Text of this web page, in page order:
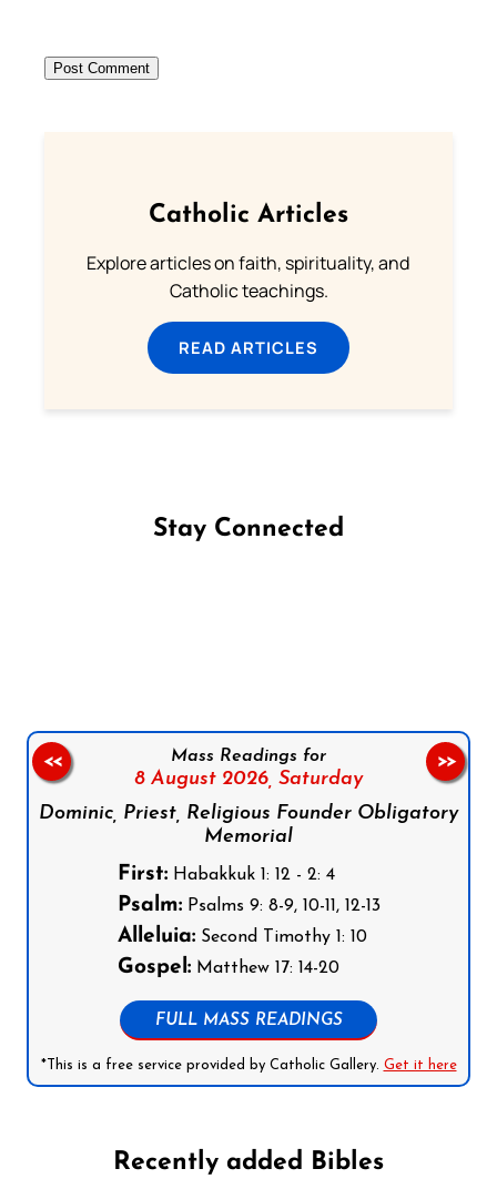
Catholic Articles
Explore articles on faith, spirituality, and
Catholic teachings.
READ ARTICLES
Stay Connected
Mass Readings for
8 August 2026, Saturday
Dominic, Priest, Religious Founder Obligatory
Memorial
First:Habakkuk 1: 12 - 2: 4
Psalm:Psalms 9: 8-9, 10-11, 12-13
Alleluia:Second Timothy 1: 10
Gospel:Matthew 17: 14-20
FULL MASS READINGS
*This is a free service provided by Catholic Gallery. Get it here
<< >>
Recently added Bibles